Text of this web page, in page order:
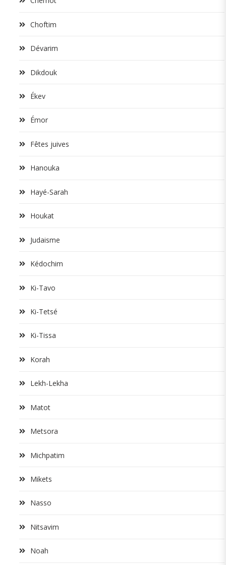
Choftim
Dévarim
Dikdouk
Ékev
Émor
Fêtes juives
Hanouka
Hayé-Sarah
Houkat
Judaisme
Kédochim
Ki-Tavo
Ki-Tetsé
Ki-Tissa
Korah
Lekh-Lekha
Matot
Metsora
Michpatim
Mikets
Nasso
Nitsavim
Noah